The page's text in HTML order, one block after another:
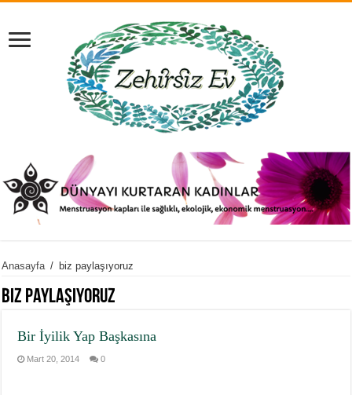
Anasayfa / biz paylaşıyoruz
biz paylaşıyoruz
Bir İyilik Yap Başkasına
Mart 20, 2014 0